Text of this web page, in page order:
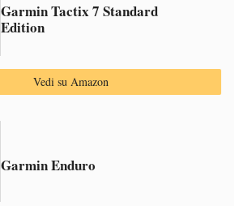
Garmin Tactix 7 Standard
Edition
Vedi su Amazon
Garmin Enduro